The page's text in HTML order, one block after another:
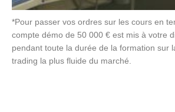
*Pour passer vos ordres sur les cours en
compte démo de 50 000 € est mis à votre
pendant toute la durée de la formation sur
trading la plus fluide du marché.